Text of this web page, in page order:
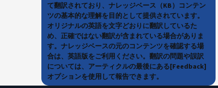
て翻訳されており、ナレッジベース（KB）コンテン
ツの基本的な理解を目的として提供されています。
オリジナルの英語を文字どおりに翻訳しているた
め、正確ではない翻訳が含まれている場合がありま
す。ナレッジベースの元のコンテンツを確認する場
合は、英語版をご利用ください。翻訳の問題や誤訳
については、アーティクルの最後にある[Feedback]
オプションを使用して報告できます。